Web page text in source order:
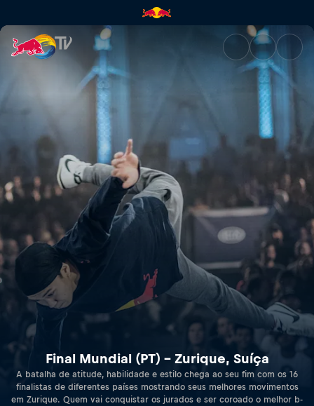
Final Mundial (PT) – Zurique,
Final Mundial (PT) – Zurique, Suíça
A batalha de atitude, habilidade e estilo chega ao seu fim com os 16
finalistas de diferentes países mostrando seus melhores movimentos
em Zurique. Quem vai conquistar os jurados e ser coroado o melhor b-